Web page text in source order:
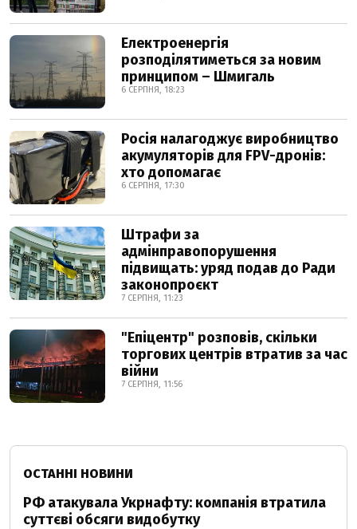
Електроенергія
розподілятиметься за новим
принципом – Шмигаль
6 СЕРПНЯ, 18:23
Росія налагоджує виробництво
акумуляторів для FPV-дронів:
хто допомагає
6 СЕРПНЯ, 17:30
Штрафи за
адмінправопорушення
підвищать: уряд подав до Ради
законопроєкт
7 СЕРПНЯ, 11:23
"Епіцентр" розповів, скільки
торгових центрів втратив за час
війни
7 СЕРПНЯ, 11:56
ОСТАННІ НОВИНИ
РФ атакувала Укрнафту: компанія втратила
суттєві обсяги видобутку